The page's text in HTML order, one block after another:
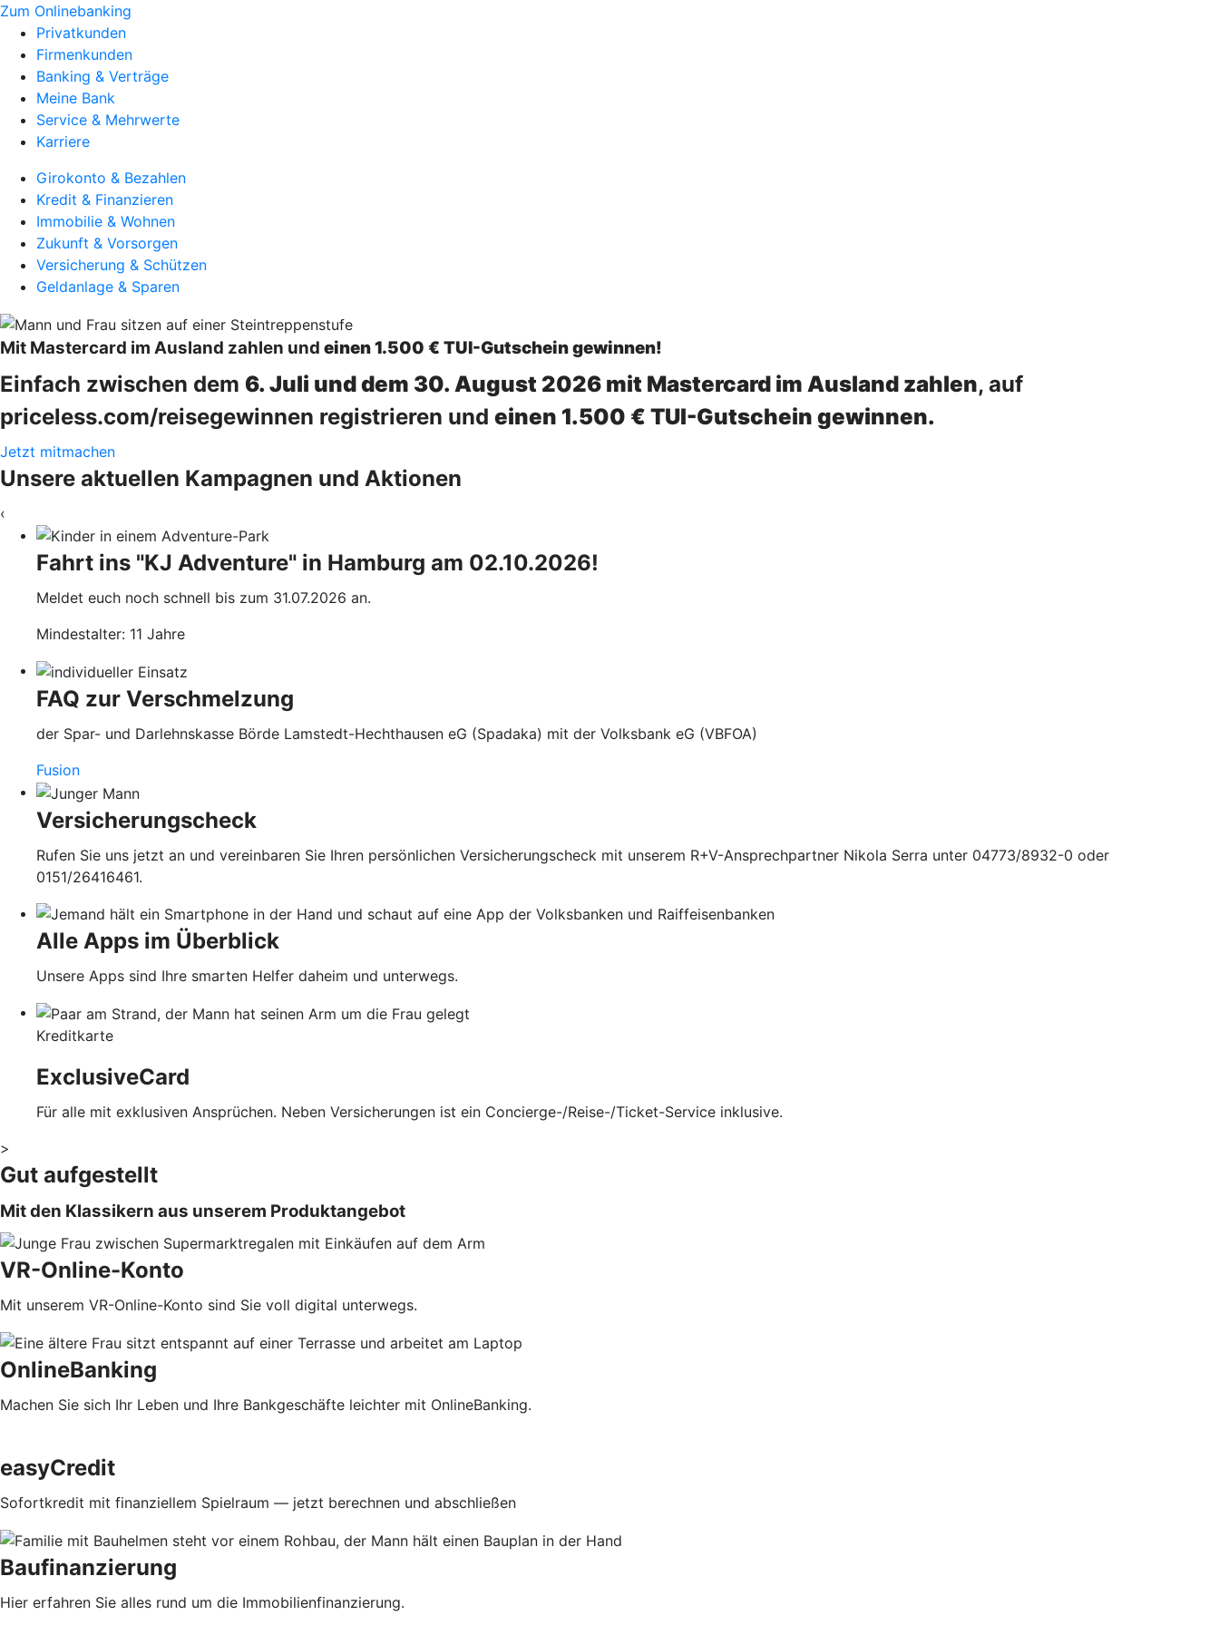
Zum Onlinebanking
Privatkunden
Firmenkunden
Banking & Verträge
Meine Bank
Service & Mehrwerte
Karriere
Girokonto & Bezahlen
Kredit & Finanzieren
Immobilie & Wohnen
Zukunft & Vorsorgen
Versicherung & Schützen
Geldanlage & Sparen
Mit Mastercard im Ausland zahlen und einen 1.500 € TUI-Gutschein gewinnen!
Einfach zwischen dem 6. Juli und dem 30. August 2026 mit Mastercard im Ausland zahlen, auf
priceless.com/reisegewinnen registrieren und einen 1.500 € TUI-Gutschein gewinnen.
Jetzt mitmachen
Unsere aktuellen Kampagnen und Aktionen
‹
Fahrt ins "KJ Adventure" in Hamburg am 02.10.2026!
Meldet euch noch schnell bis zum 31.07.2026 an.
Mindestalter: 11 Jahre
FAQ zur Verschmelzung
der Spar- und Darlehnskasse Börde Lamstedt-Hechthausen eG (Spadaka) mit der Volksbank eG (VBFOA)
Fusion
Versicherungscheck
Rufen Sie uns jetzt an und vereinbaren Sie Ihren persönlichen Versicherungscheck mit unserem R+V-Ansprechpartner Nikola Serra unter 04773/8932-0 oder
0151/26416461.
Alle Apps im Überblick
Unsere Apps sind Ihre smarten Helfer daheim und unterwegs.
Kreditkarte
ExclusiveCard
Für alle mit exklusiven Ansprüchen. Neben Versicherungen ist ein Concierge-/Reise-/Ticket-Service inklusive.
>
Gut aufgestellt
Mit den Klassikern aus unserem Produktangebot
VR-Online-Konto
Mit unserem VR-Online-Konto sind Sie voll digital unterwegs.
OnlineBanking
Machen Sie sich Ihr Leben und Ihre Bankgeschäfte leichter mit OnlineBanking.
easyCredit
Sofortkredit mit finanziellem Spielraum — jetzt berechnen und abschließen
Baufinanzierung
Hier erfahren Sie alles rund um die Immobilienfinanzierung.